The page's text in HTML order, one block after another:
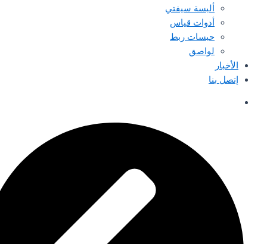
ألبسة سيفتي
أدوات قياس
حبسات ربط
لواصق
الأخبار
إتصل بنا